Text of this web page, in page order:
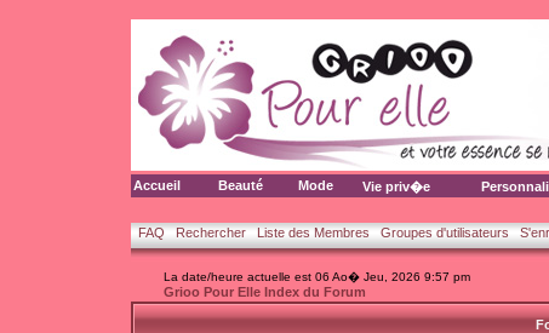
Accueil Beauté Mode Vie priv�e
FAQ Rechercher Liste des Membres Groupes d'utilisateurs
La date/heure actuelle est 06 Ao� Jeu, 2026 9:57 pm
Grioo Pour Elle Index du Forum